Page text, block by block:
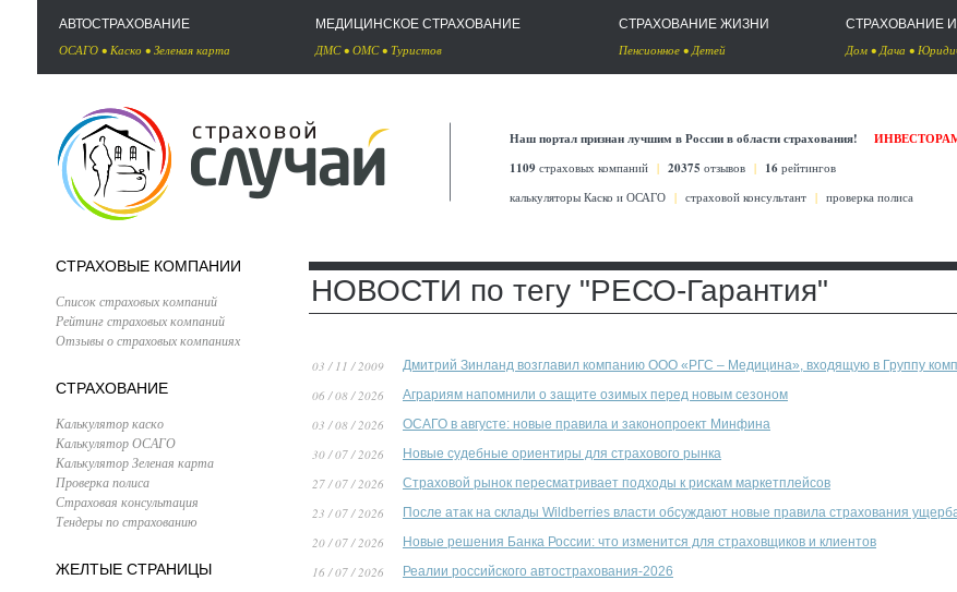
АВТОСТРАХОВАНИЕ
ОСАГО • Каско • Зеленая карта
МЕДИЦИНСКОЕ СТРАХОВАНИЕ
ДМС• ОМС• Туристов
СТРАХОВАНИЕ ЖИЗНИ
Пенсионное •Детей
СТРАХОВАНИЕ
Дом •Дача •
Наш портал признан лучшим в России в области страхования!
1109 страховых компаний | 20375 отзывов | 16 рейтингов
калькуляторы Каско и ОСАГО | страховой консультант | проверка полиса
СТРАХОВЫЕ КОМПАНИИ
Список страховых компаний
Рейтинг страховых компаний
Отзывы о страховых компаниях
СТРАХОВАНИЕ
Калькулятор каско
Калькулятор ОСАГО
Калькулятор Зеленая карта
Проверка полиса
Страховая консультация
Тендеры по страхованию
ЖЕЛТЫЕ СТРАНИЦЫ
НОВОСТИ по тегу "РЕСО-Гарантия"
03 / 11 / 2009 Дмитрий Зинланд возглавил компанию ООО «РГС – Медицина», входящую в Группу
06 / 08 / 2026 Аграриям напомнили о защите озимых перед новым сезоном
03 / 08 / 2026 ОСАГО в августе: новые правила и законопроект Минфина
30 / 07 / 2026 Новые судебные ориентиры для страхового рынка
27 / 07 / 2026 Страховой рынок пересматривает подходы к рискам маркетплейсов
23 / 07 / 2026 После атак на склады Wildberries власти обсуждают новые правила страхования
20 / 07 / 2026 Новые решения Банка России: что изменится для страховщиков и клиентов
16 / 07 / 2026 Реалии российского автострахования-2026